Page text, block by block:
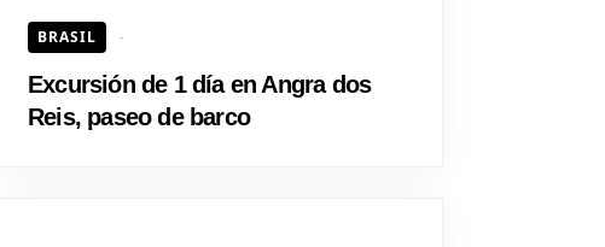
BRASIL
Excursión de 1 día en Angra dos
Reis, paseo de barco